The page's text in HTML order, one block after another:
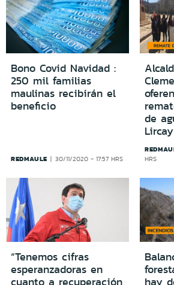
Bono Covid Navidad :
250 mil familias
maulinas recibirán el
beneficio
REDMAULE 30/11/2020 - 17:57 HRS
de
Lircay
HRS
“Tenemos cifras
esperanzadoras en